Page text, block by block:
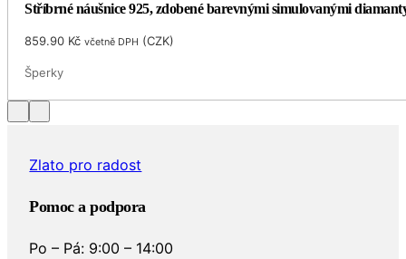
Stříbrné náušnice 925, zdobené barevnými simulovanými
859.90 Kč včetně DPH (CZK)
Šperky
Zlato pro radost
Pomoc a podpora
Po – Pá: 9:00 – 14:00